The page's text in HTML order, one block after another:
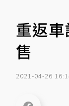
重返
售
2021-04-26